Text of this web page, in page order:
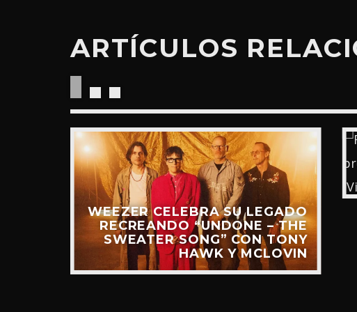
ARTÍCULOS
WEEZER CELEBRA SU LEGADO
RECREANDO “UNDONE – THE
SWEATER SONG” CON TONY
HAWK Y MCLOVIN